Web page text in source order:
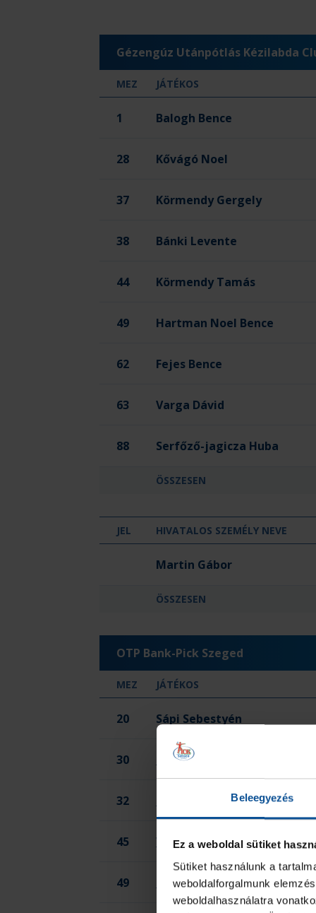
Beleegyezés
Ez a weboldal sütiket
Sütiket használunk a
weboldalforgalmunk
weboldalhasználatra
Gézengúz Utánpótlás Kézilabda
MEZ JÁTÉKOS
1 Balogh Bence
28 Kővágó Noel
37 Körmendy Gergely
38 Bánki Levente
44 Körmendy Tamás
49 Hartman Noel Bence
62 Fejes Bence
63 Varga Dávid
88 Serfőző-jagicza Huba
ÖSSZESEN
JEL HIVATALOS SZEMÉLY NEVE
Martin Gábor
ÖSSZESEN
OTP Bank-Pick Szeged
MEZ JÁTÉKOS
20 Sápi Sebestyén
30 Mezei Richárd Botond
32 Hajagos Albert
45 Vadkerti Regő
49 Barcsay Attila